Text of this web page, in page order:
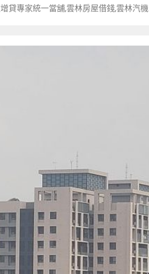
貸專家統一當舖,雲林房屋借錢,雲林汽